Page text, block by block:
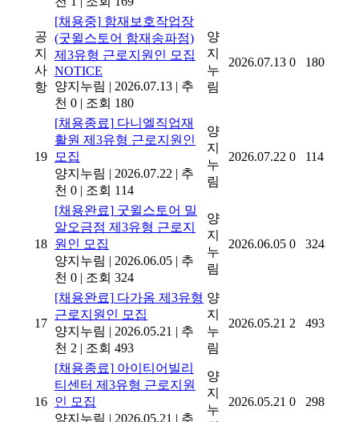
공
지
사
항
[채용중] 함재보호작업장
(굿윌스토어 함재송파점)
제3유형 근로지원인 모집
NOTICE
양지누림 | 2026.07.13 | 추
천 0 | 조회 180
양
지
누
림
2026.07.13 0 180
19
[채용종료] 다니엘직업재
활원 제3유형 근로지원인
모집
양지누림 | 2026.07.22 | 추
천 0 | 조회 114
양
지
누
림
2026.07.22 0 114
18
[채용완료] 굿윌스토어 밀
알오금점 제3유형 근로지
원인 모집
양지누림 | 2026.06.05 | 추
천 0 | 조회 324
양
지
누
림
2026.06.05 0 324
17
[채용완료] 다가옴 제3유형
근로지원인 모집
양지누림 | 2026.05.21 | 추
천 2 | 조회 493
양
지
누
림
2026.05.21 2 493
16
[채용종료] 아이티어빌리
티센터 제3유형 근로지원
인 모집
양지누림 | 2026.05.21 | 추
양
지
누
2026.05.21 0 298